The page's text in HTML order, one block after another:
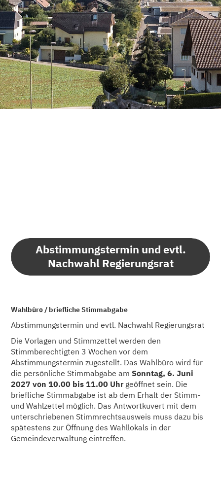
Abstimmungstermin und evtl.
Nachwahl Regierungsrat
Wahlbüro / briefliche Stimmabgabe
Abstimmungstermin und evtl. Nachwahl Regierungsrat
Die Vorlagen und Stimmzettel werden den
Stimmberechtigten 3 Wochen vor dem
Abstimmungstermin zugestellt. Das Wahlbüro wird für
die persönliche Stimmabgabe am Sonntag, 6. Juni
2027 von 10.00 bis 11.00 Uhrgeöffnet sein. Die
briefliche Stimmabgabe ist ab dem Erhalt der Stimm-
und Wahlzettel möglich. Das Antwortkuvert mit dem
unterschriebenen Stimmrechtsausweis muss dazu bis
spätestens zur Öffnung des Wahllokals in der
Gemeindeverwaltung eintreffen.